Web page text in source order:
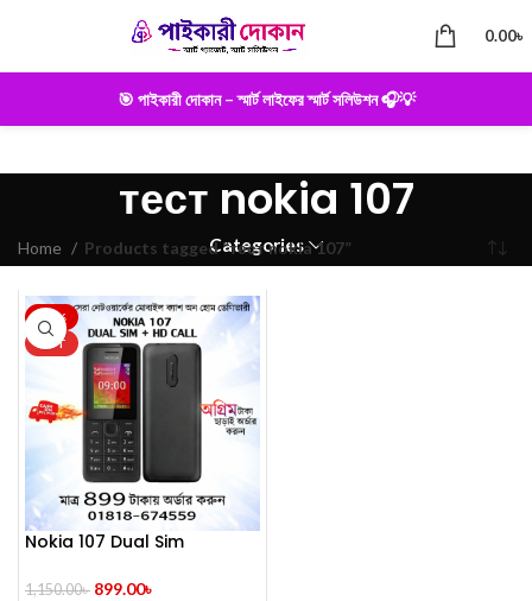
0.00৳
🎯 পাইকারী দোকান – স্মার্ট লাইফের স্মার্ট সলিউশন 🎧💡
тест nokia 107
Categories
Home Products tagged “тест nokia 107”
-22%
HOT
Nokia 107 Dual Sim
1,150.00৳ 899.00৳